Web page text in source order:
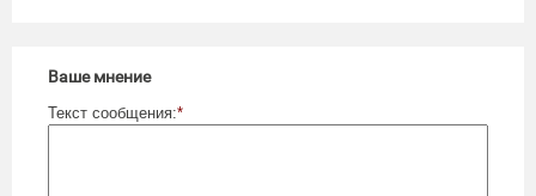
Ваше мнение
Текст сообщения:*